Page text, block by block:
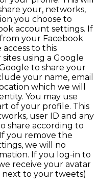
your, networks,
you choose to
account settings. If
your Facebook
to this
using a Google
to share your
your name, email
which we will
You may use
of your profile. This
user ID and any
share according to
you remove the
we will no
If you log-in to
receive your avatar
to your tweets)